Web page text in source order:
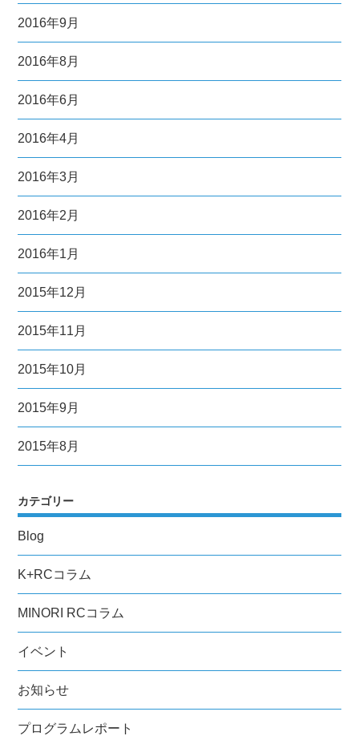
2016年9月
2016年8月
2016年6月
2016年4月
2016年3月
2016年2月
2016年1月
2015年12月
2015年11月
2015年10月
2015年9月
2015年8月
カテゴリー
Blog
K+RCコラム
MINORI RCコラム
イベント
お知らせ
プログラムレポート